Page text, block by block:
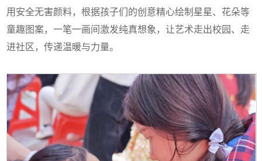
用安全无害颜料，根据孩子们的创意精心绘制星星、花朵等
童趣图案，一笔一画间激发纯真想象，让艺术走出校园、走
进社区，传递温暖与力量。